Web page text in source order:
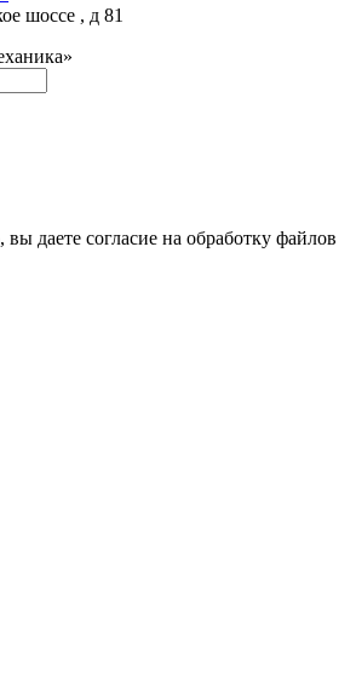
шоссе , д 81
даете согласие на обработку файлов